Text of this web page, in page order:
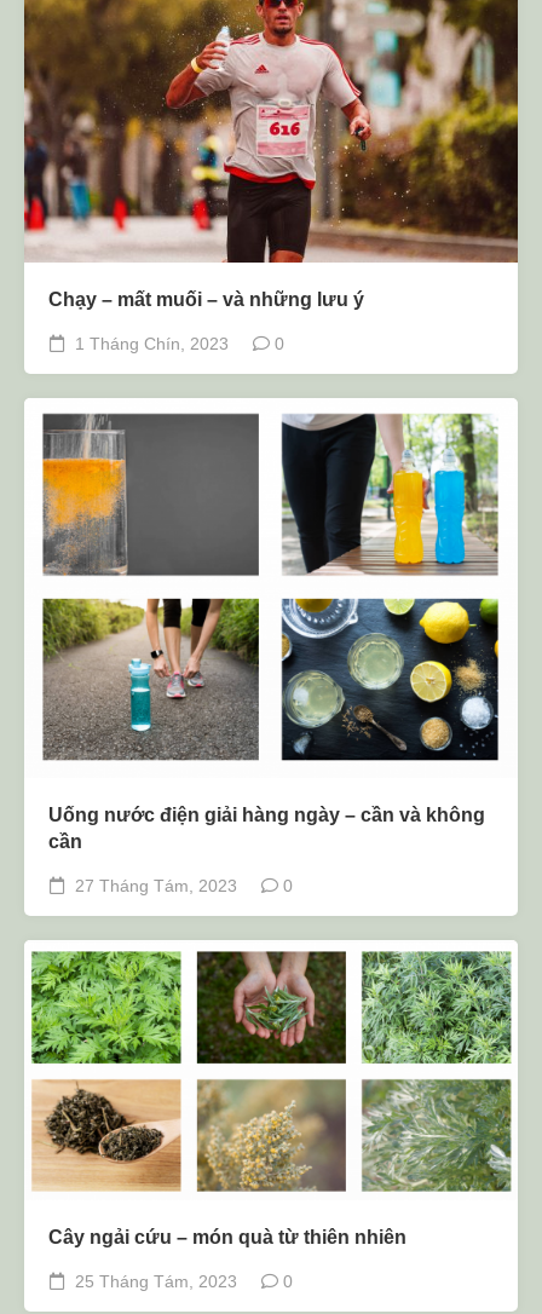
Chạy – mất muối – và những lưu ý
1 Tháng Chín, 2023 0
Uống nước điện giải hàng ngày – cần và không
cần
27 Tháng Tám, 2023 0
Cây ngải cứu – món quà từ thiên nhiên
25 Tháng Tám, 2023 0